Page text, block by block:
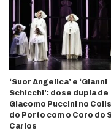
‘Suor Angelica’ e ‘Gianni
Schicchi’: dose dupla de
Giacomo Puccini no
do Porto com o Coro do
Carlos